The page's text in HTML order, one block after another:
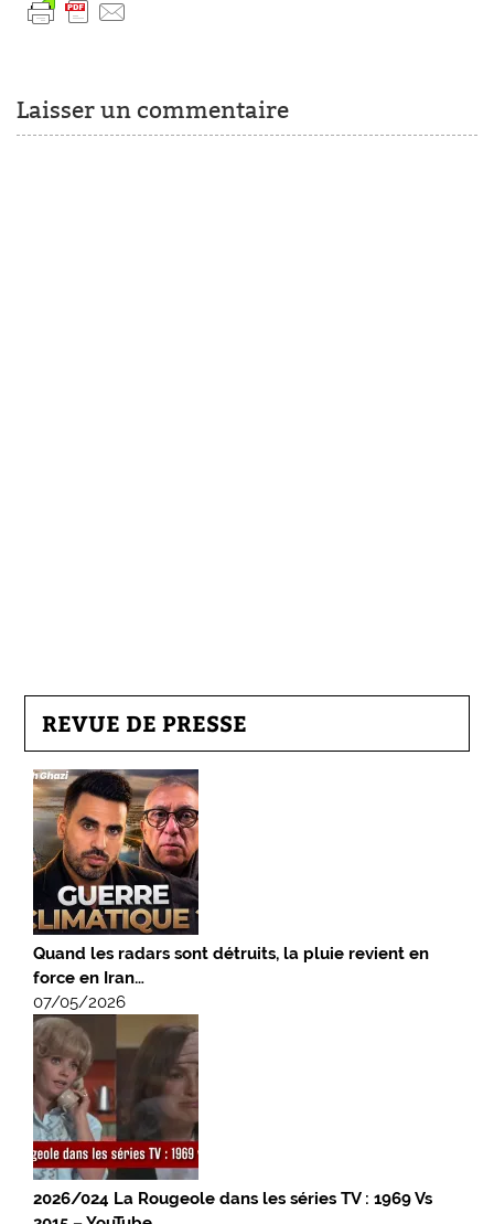
Laisser un commentaire
REVUE DE PRESSE
Quand les radars sont détruits, la pluie revient en
force en Iran…
07/05/2026
2026/024 La Rougeole dans les séries TV : 1969 Vs